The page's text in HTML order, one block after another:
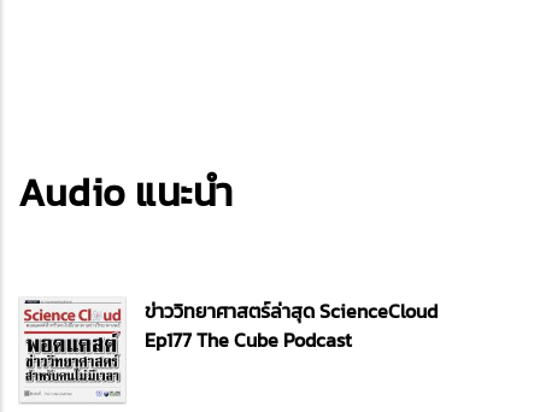
Audio แนะนำ
ข่าววิทยาศาสตร์ล่าสุด ScienceCloud
Ep177 The Cube Podcast